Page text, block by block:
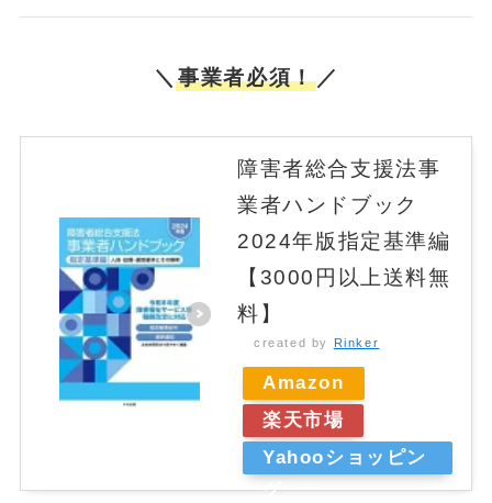
＼事業者必須！／
障害者総合支援法事
業者ハンドブック
2024年版指定基準編
【3000円以上送料無
料】
created by Rinker
Amazon
楽天市場
Yahooショッピン
グ